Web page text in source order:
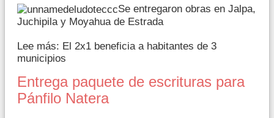
Se entregaron obras en Jalpa,
Juchipila y Moyahua de Estrada
Lee más: El 2x1 beneficia a habitantes de 3
municipios
Entrega paquete de escrituras para
Pánfilo Natera